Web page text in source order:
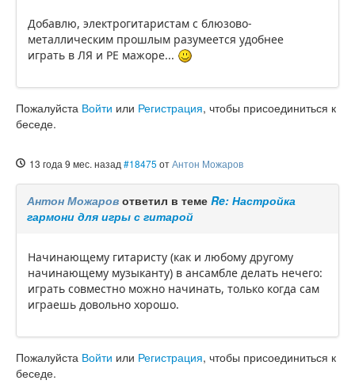
Добавлю, электрогитаристам с блюзово-
металлическим прошлым разумеется удобнее
играть в ЛЯ и РЕ мажоре...
Пожалуйста Войти или Регистрация, чтобы присоединиться к
беседе.
13 года 9 мес. назад #18475 отАнтон Можаров
Антон Можаров ответил в теме Re: Настройка
гармони для игры с гитарой
Начинающему гитаристу (как и любому другому
начинающему музыканту) в ансамбле делать нечего:
играть совместно можно начинать, только когда сам
играешь довольно хорошо.
Пожалуйста Войти или Регистрация, чтобы присоединиться к
беседе.